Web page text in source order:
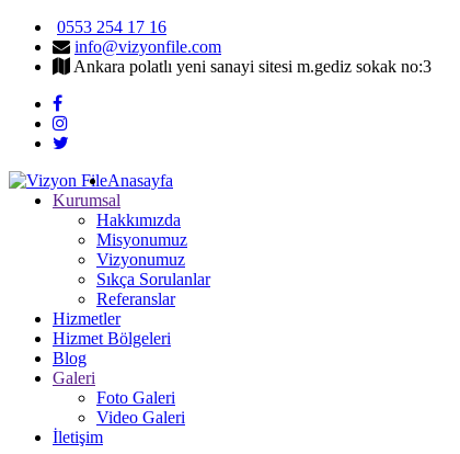
0553 254 17 16
info@vizyonfile.com
Ankara polatlı yeni sanayi sitesi m.gediz sokak no:3
Anasayfa
Kurumsal
Hakkımızda
Misyonumuz
Vizyonumuz
Sıkça Sorulanlar
Referanslar
Hizmetler
Hizmet Bölgeleri
Blog
Galeri
Foto Galeri
Video Galeri
İletişim